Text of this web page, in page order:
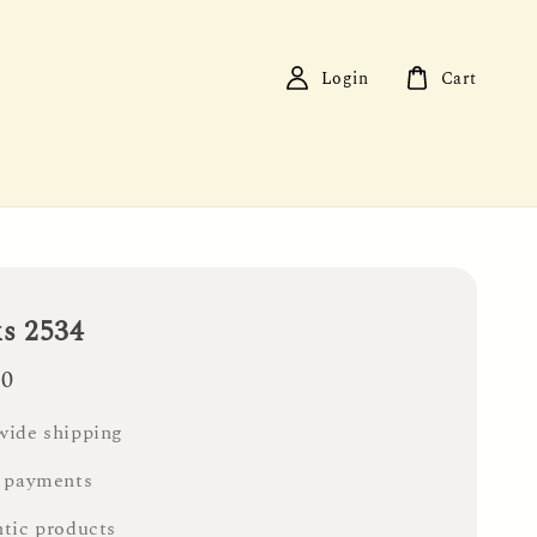
Login Cart
2534
shipping
products